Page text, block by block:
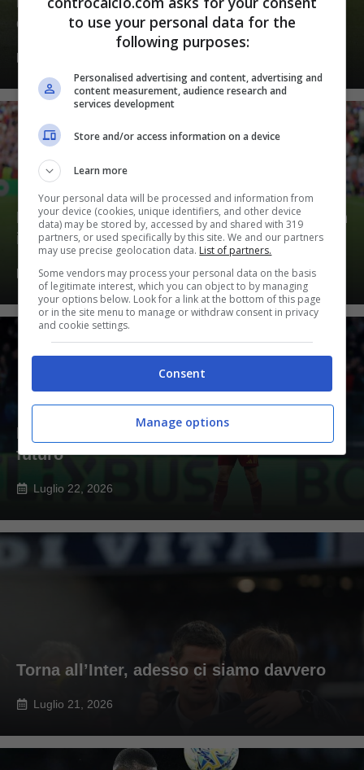
quanto costerà
Può arrivare Leao in attacco, trattativa con
il Milan
Luglio 22, 2026
Pellegrini-Roma, altra svolta: le ultime sul
futuro
Luglio 22, 2026
Torna all’Inter, adesso ci siamo davvero
Luglio 21, 2026
to use your personal data for the
following purposes:
Personalised advertising and content, advertising and
content measurement, audience research and
services development
Store and/or access information on a device
Learn more
Your personal data will be processed and information from
your device (cookies, unique identifiers, and other device
data) may be stored by, accessed by and shared with 319
partners, or used specifically by this site. We and our partners
may use precise geolocation data. List of partners.
Some vendors may process your personal data on the basis
of legitimate interest, which you can object to by managing
your options below. Look for a link at the bottom of this page
or in the site menu to manage or withdraw consent in privacy
and cookie settings.
Consent
Manage options